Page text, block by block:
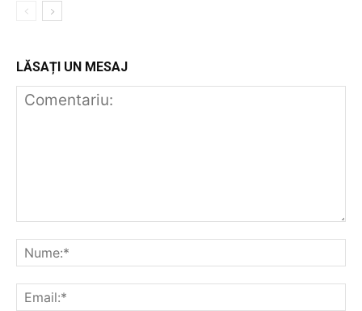
LĂSAȚI UN MESAJ